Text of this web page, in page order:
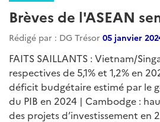
Brèves de l'ASEAN
Rédigé par : DG Trésor 05 janvier
FAITS SAILLANTS : Vietnam/
respectives de 5,1% et 1,2% en
déficit budgétaire estimé par le
du PIB en 2024 | Cambodge :
des projets d’investissement en